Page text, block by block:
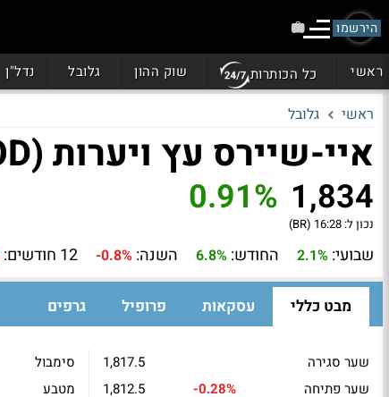
הירשמו
ראשי כל הכותרות שוק ההון גלובל נדל"ן
ראשי גלובל
איי-שיירס עץ ויערות (WOOD)
1,834
0.91%
נכון ל: 16:28 (BR)
שבועי: 2.1% החודש: 6.8% השנה: -0.8% 12 חודשים:
מבט כללי עסקאות פרופיל גרפים
שער סגירה
1,817.5
שער פתיחה
-0.28%
1,812.5
סימבול
מטבע